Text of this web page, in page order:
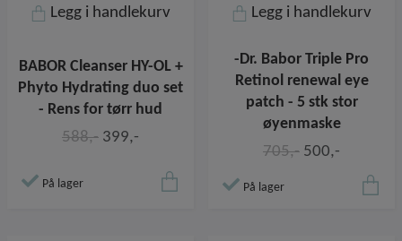
Legg i handlekurv
BABOR Cleanser HY-OL +
Phyto Hydrating duo set
- Rens for tørr hud
588,- 399,-
På lager
Legg i handlekurv
-Dr. Babor Triple Pro
Retinol renewal eye
patch - 5 stk stor
øyenmaske
705,- 500,-
På lager